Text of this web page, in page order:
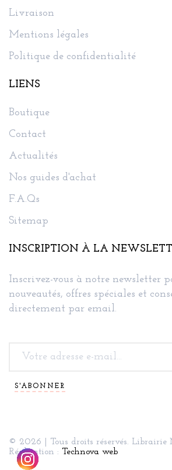
Livraison
Mentions légales
Politique de confidentialité
LIENS
Boutique
Contact
Actualités
Nos guides d'achat
F.A.Qs
Sitemap
INSCRIPTION À LA
Inscrivez-vous à notre newsletter
nouveautés, offres spéciales et
directement par email.
S'ABONNER
© 2026 | Tous droits réservés. Librairie
Réalisation : Technova web